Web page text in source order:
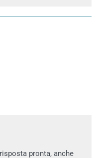
pronta, anche